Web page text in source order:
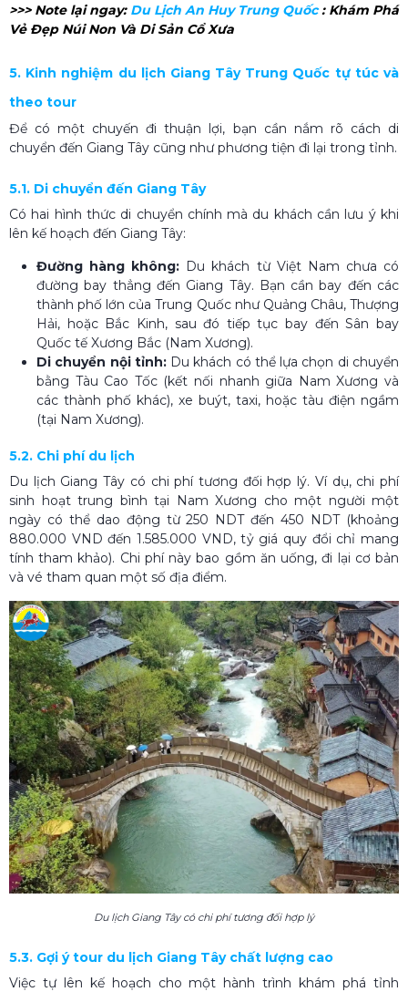
>>> Note lại ngay: Du Lịch An Huy Trung Quốc​: Khám Phá
Vẻ Đẹp Núi Non Và Di Sản Cổ Xưa
5. Kinh nghiệm du lịch Giang Tây Trung Quốc tự túc và
theo tour
Để có một chuyến đi thuận lợi, bạn cần nắm rõ cách di
chuyển đến Giang Tây cũng như phương tiện đi lại trong tỉnh.
5.1. Di chuyển đến Giang Tây
Có hai hình thức di chuyển chính mà du khách cần lưu ý khi
lên kế hoạch đến Giang Tây:
Đường hàng không: Du khách từ Việt Nam chưa có
đường bay thẳng đến Giang Tây. Bạn cần bay đến các
thành phố lớn của Trung Quốc như Quảng Châu, Thượng
Hải, hoặc Bắc Kinh, sau đó tiếp tục bay đến Sân bay
Quốc tế Xương Bắc (Nam Xương).
Di chuyển nội tỉnh:Du khách có thể lựa chọn di chuyển
bằng Tàu Cao Tốc (kết nối nhanh giữa Nam Xương và
các thành phố khác), xe buýt, taxi, hoặc tàu điện ngầm
(tại Nam Xương).
5.2. Chi phí du lịch
Du lịch Giang Tây có chi phí tương đối hợp lý. Ví dụ, chi phí
sinh hoạt trung bình tại Nam Xương cho một người một
ngày có thể dao động từ 250 NDT đến 450 NDT (khoảng
880.000 VND đến 1.585.000 VND, tỷ giá quy đổi chỉ mang
tính tham khảo). Chi phí này bao gồm ăn uống, đi lại cơ bản
và vé tham quan một số địa điểm.
Du lịch Giang Tây có chi phí tương đối hợp lý
5.3. Gợi ý tour du lịch Giang Tây chất lượng cao
Việc tự lên kế hoạch cho một hành trình khám phá tỉnh